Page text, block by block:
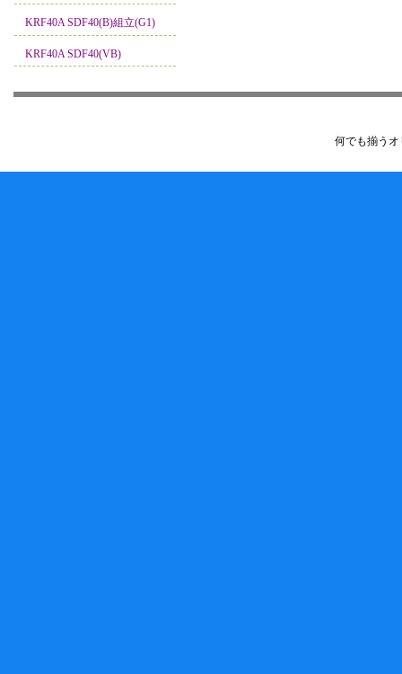
KRF40A SDF40(B)組立(G1)
KRF40A SDF40(VB)
何でも揃う